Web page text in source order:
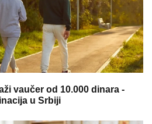
vaučer od 10.000 dinara -
u Srbiji